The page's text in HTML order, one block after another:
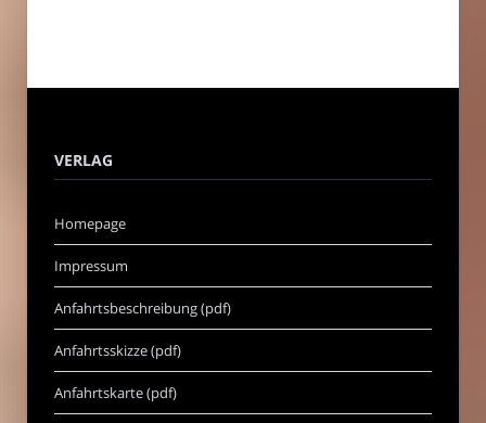
VERLAG
Homepage
Impressum
Anfahrtsbeschreibung (pdf)
Anfahrtsskizze (pdf)
Anfahrtskarte (pdf)